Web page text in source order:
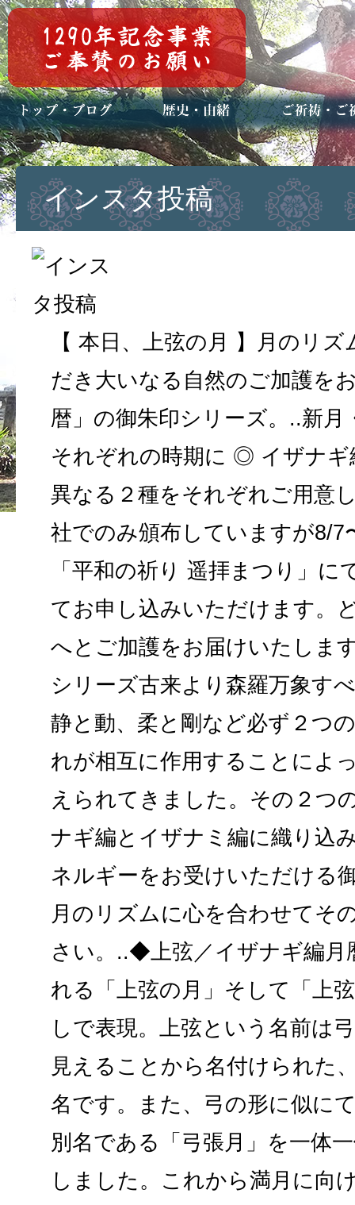
トップページ
ブログ(日々八百万)
お知らせ一覧 歴史・ご祭神
年中行事
メディア掲載 ご祈祷・ご祈
安産祈願
初宮参り
七五三詣
長寿のお祝い
神前結婚式
厄祓い・方位
車のお祓い
地鎮祭
神葬祭（神式
インスタ投稿
【 本日、上弦の月 】月のリ
だき大いなる自然のご加護を
暦」の御朱印シリーズ。..新月
それぞれの時期に ◎ イザナ
異なる２種をそれぞれご用意
社でのみ頒布していますが8/7
「平和の祈り 遥拝まつり」
てお申し込みいただけます。
へとご加護をお届けいたしま
シリーズ古来より森羅万象す
静と動、柔と剛など必ず２つ
れが相互に作用することによ
えられてきました。その２つ
ナギ編とイザナミ編に織り込
ネルギーをお受けいただける
月のリズムに心を合わせてそ
さい。..◆上弦／イザナギ編月
れる「上弦の月」そして「上
しで表現。上弦という名前は
見えることから名付けられた
名です。また、弓の形に似に
別名である「弓張月」を一体
しました。これから満月に向